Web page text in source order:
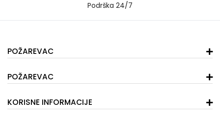
Podrška 24/7
POŽAREVAC
POŽAREVAC
KORISNE INFORMACIJE